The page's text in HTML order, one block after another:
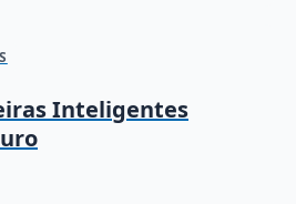
Inteligentes